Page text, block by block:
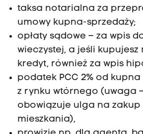
taksa notarialna za
umowy kupna-sprzedaży;
opłaty sądowe – za wpis
wieczystej, a jeśli kupujesz
kredyt, również za wpis
podatek PCC 2% od
z rynku wtórnego (uwaga
obowiązuje ulga na zakup
mieszkania),